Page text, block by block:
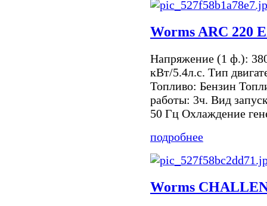
Worms ARC 220
Напряжение (1 ф.):
кВт/5.4л.с. Тип
Топливо: Бензин
работы: 3ч. Вид
50 Гц Охлаждение
подробнее
Worms